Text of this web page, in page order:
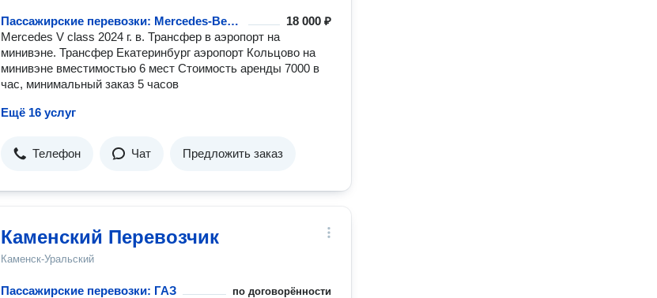
Пассажирские перевозки: Mercedes-Benz V-class 2024
18 000 ₽
Mercedes V class 2024 г. в. Трансфер в аэропорт на
минивэне. Трансфер Екатеринбург аэропорт Кольцово на
минивэне вместимостью 6 мест Стоимость аренды 7000 в
час, минимальный заказ 5 часов
Ещё 16 услуг
Телефон Чат Предложить заказ
Каменский Перевозчик
Каменск-Уральский
Пассажирские перевозки: ГАЗ по договорённости